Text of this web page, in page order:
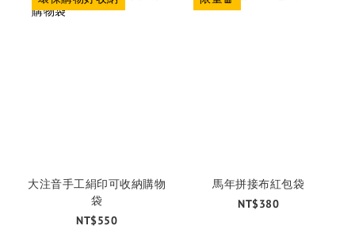
大注音手工絹印可收納購物
袋
NT$550
馬年拼接布紅包袋
NT$380